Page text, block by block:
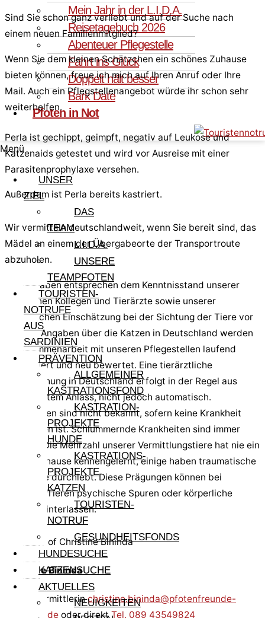
Mein Jahr in der L.I.D.A.
Reisetagebuch 2026
Abenteuer Pflegestelle
Fahrt ins Glück
Doppelt hält besser
Bark Date
Pfoten in Not
Menü
UNSER
ZIEL
DAS
TEAM
L.I.D.A.
UNSERE
TEAMPFOTEN
TOURISTEN-
NOTRUFE
AUS
SARDINIEN
PRÄVENTION
ALLGEMEINER
KASTRATIONSFOND
KASTRATION-
PROJEKTE
HUNDE
KASTRATIONS-
PROJEKTE
KATZEN
TOURISTEN-
NOTRUF
GESUNDHEITSFONDS
HUNDESUCHE
KATZENSUCHE
AKTUELLES
NEUIGKEITEN
Sind Sie schon ganz verliebt und auf der Suche nach
einem neuen Familienmitglied?
Wenn Sie dem kleinen Schätzchen ein schönes Zuhause
bieten können, freue ich mich auf Ihren Anruf oder Ihre
Mail. Auch ein Pflegstellenangebot würde ihr schon sehr
weiterhelfen.
Perla ist gechippt, geimpft, negativ auf Leukose und
Katzenaids getestet und wird vor Ausreise mit einer
Parasitenprophylaxe versehen.
Außerdem ist Perla bereits kastriert.
Wir vermitteln deutschlandweit, wenn Sie bereit sind, das
Mädel an einem der Übergabeorte der Transportroute
abzuholen.
Alle Angaben entsprechen dem Kenntnisstand unserer
sardischen Kollegen und Tierärzte sowie unserer
persönlichen Einschätzung bei der Sichtung der Tiere vor
Ort. Die Angaben über die Katzen in Deutschland werden
in Zusammenarbeit mit unseren Pflegestellen laufend
aktualisiert und neu bewertet. Eine tierärztliche
Untersuchung in Deutschland erfolgt in der Regel aus
begründetem Anlass, nicht jedoch automatisch.
Krankheiten sind nicht bekannt, sofern keine Krankheit
angegeben ist. Schlummernde Krankheiten sind immer
möglich. Die Mehrzahl unserer Vermittlungstiere hat nie ein
festes Zuhause kennengelernt, einige haben traumatische
Ereignisse durchlebt. Diese Prägungen können bei
manchen Tieren psychische Spuren oder körperliche
Defizite hinterlassen.
Christine Bininda
Katzenvermittlerinchristine.bininda@pfotenfreunde-
sardinien.de oder direktTel. 089 43549824